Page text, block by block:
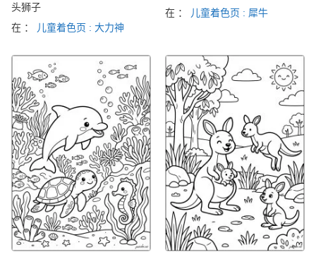
头狮子
在 ：
儿童着色页 : 大力神
在 ：
儿童着色页 : 犀牛